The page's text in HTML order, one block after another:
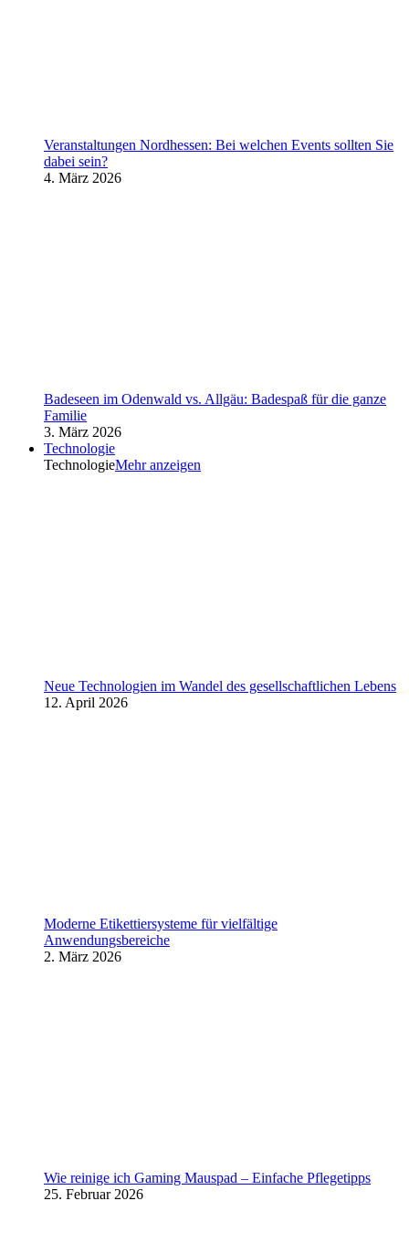
Veranstaltungen Nordhessen: Bei welchen Events sollten Sie
dabei sein?
4. März 2026
Badeseen im Odenwald vs. Allgäu: Badespaß für die ganze
Familie
3. März 2026
Technologie
TechnologieMehr anzeigen
Neue Technologien im Wandel des gesellschaftlichen Lebens
12. April 2026
Moderne Etikettiersysteme für vielfältige
Anwendungsbereiche
2. März 2026
Wie reinige ich Gaming Mauspad – Einfache Pflegetipps
25. Februar 2026